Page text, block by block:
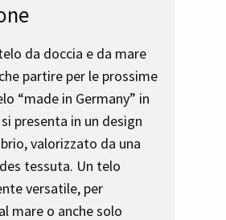
da doccia e da mare
partire per le prossime
“made in Germany” in
presenta in un design
valorizzato da una
tessuta. Un telo
versatile, per
mare o anche solo